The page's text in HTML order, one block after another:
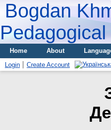
Bogdan
Home About
Login
Create Account